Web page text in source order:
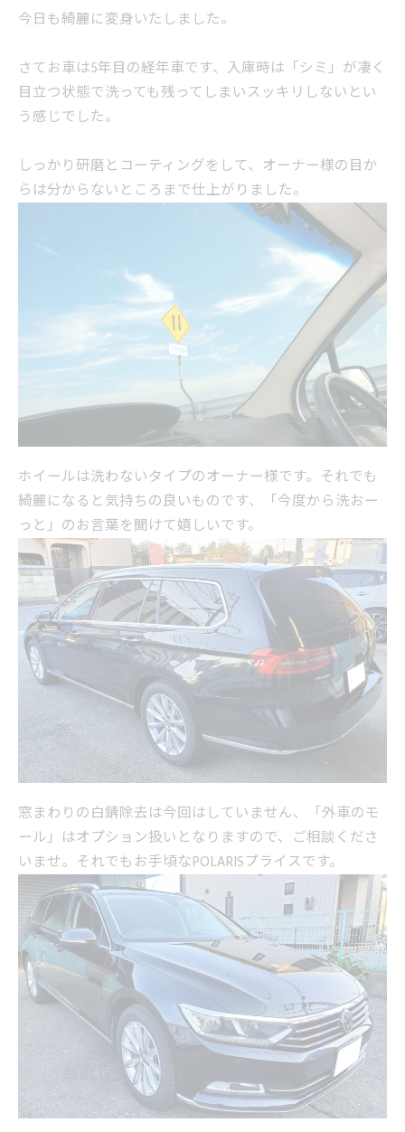
今日も綺麗に変身いたしました。
さてお車は5年目の経年車です、入庫時は「シミ」が凄く
目立つ状態で洗っても残ってしまいスッキリしないとい
う感じでした。
しっかり研磨とコーティングをして、オーナー様の目か
らは分からないところまで仕上がりました。
ホイールは洗わないタイプのオーナー様です。それでも
綺麗になると気持ちの良いものです、「今度から洗おー
っと」のお言葉を聞けて嬉しいです。
窓まわりの白錆除去は今回はしていません、「外車のモ
ール」はオプション扱いとなりますので、ご相談くださ
いませ。それでもお手頃なPOLARISプライスです。